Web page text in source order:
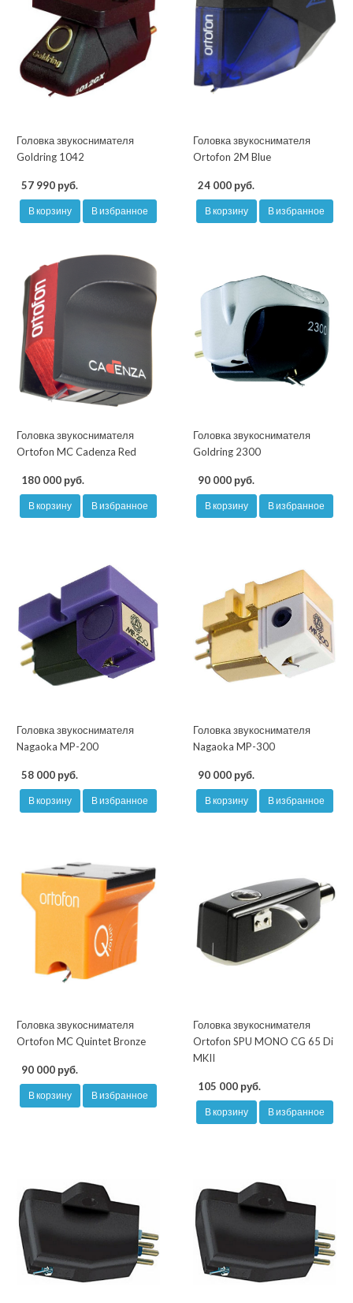
Головка звукоснимателя
Goldring 1042
57 990 руб.
В корзину В избранное
Головка звукоснимателя
Ortofon 2M Blue
24 000 руб.
В корзину В избранное
Головка звукоснимателя
Ortofon MC Cadenza Red
180 000 руб.
В корзину В избранное
Головка звукоснимателя
Goldring 2300
90 000 руб.
В корзину В избранное
Головка звукоснимателя
Nagaoka MP-200
58 000 руб.
В корзину В избранное
Головка звукоснимателя
Nagaoka MP-300
90 000 руб.
В корзину В избранное
Головка звукоснимателя
Ortofon MC Quintet Bronze
90 000 руб.
В корзину В избранное
Головка звукоснимателя
Ortofon SPU MONO CG 65 Di
MKII
105 000 руб.
В корзину В избранное